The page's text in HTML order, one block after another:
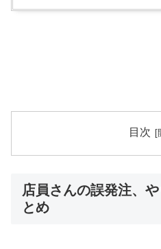
目次
店員さんの誤発注、
とめ